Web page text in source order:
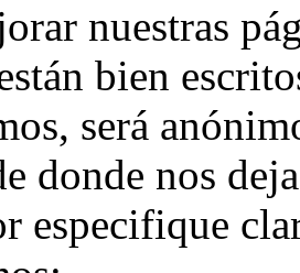
nuestras
bien
será
donde nos
especifique